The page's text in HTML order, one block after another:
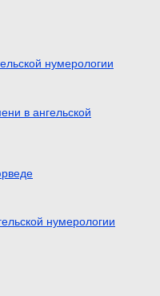
нумерологии
в ангельской
нумерологии